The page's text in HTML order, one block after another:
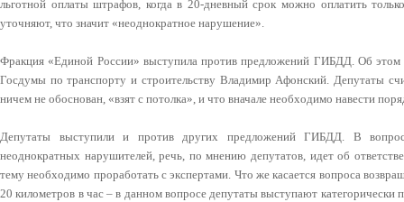
льготной оплаты штрафов, когда в 20-дневный срок можно оплатить
уточняют, что значит «неоднократное нарушение».
Фракция «Единой России» выступила против предложений ГИБДД. Об этом
Госдумы по транспорту и строительству Владимир Афонский. Депутаты
ничем не обоснован, «взят с потолка», и что вначале необходимо навести
Депутаты выступили и против других предложений ГИБДД. В
неоднократных нарушителей, речь, по мнению депутатов, идет об
тему необходимо проработать с экспертами. Что же касается вопроса
20 километров в час – в данном вопросе депутаты выступают категорически